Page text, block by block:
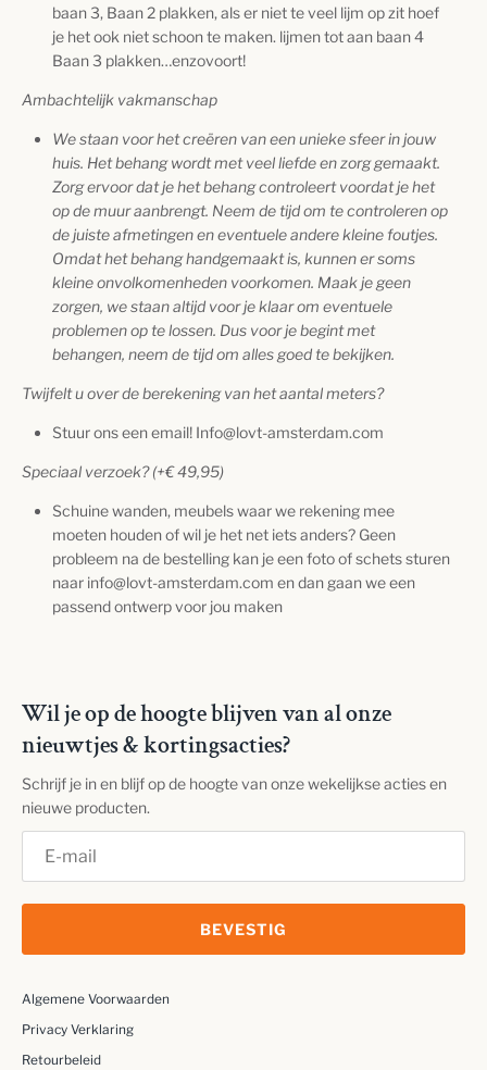
baan 3, Baan 2 plakken, als er niet te veel lijm op zit hoef
je het ook niet schoon te maken. lijmen tot aan baan 4
Baan 3 plakken…enzovoort!
Ambachtelijk vakmanschap
We staan voor het creëren van een unieke sfeer in jouw
huis. Het behang wordt met veel liefde en zorg gemaakt.
Zorg ervoor dat je het behang controleert voordat je het
op de muur aanbrengt. Neem de tijd om te controleren op
de juiste afmetingen en eventuele andere kleine foutjes.
Omdat het behang handgemaakt is, kunnen er soms
kleine onvolkomenheden voorkomen. Maak je geen
zorgen, we staan altijd voor je klaar om eventuele
problemen op te lossen. Dus voor je begint met
behangen, neem de tijd om alles goed te bekijken.
Twijfelt u over de berekening van het aantal meters?
Stuur ons een email! Info@lovt-amsterdam.com
Speciaal verzoek? (+€49,95)
Schuine wanden, meubels waar we rekening mee
moeten houden of wil je het net iets anders? Geen
probleem na de bestelling kan je een foto of schets sturen
naar info@lovt-amsterdam.com en dan gaan we een
passend ontwerp voor jou maken
Wil je op de hoogte blijven van al onze
nieuwtjes & kortingsacties?
Schrijf je in en blijf op de hoogte van onze wekelijkse acties en
nieuwe producten.
BEVESTIG
Algemene Voorwaarden
Privacy Verklaring
Retourbeleid